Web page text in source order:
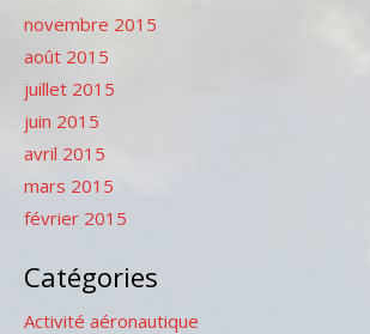
novembre 2015
août 2015
juillet 2015
juin 2015
avril 2015
mars 2015
février 2015
Catégories
Activité aéronautique